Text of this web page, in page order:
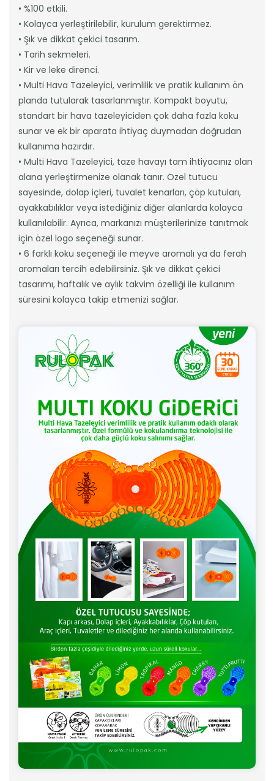
• %100 etkili.
• Kolayca yerleştirilebilir, kurulum gerektirmez.
• Şık ve dikkat çekici tasarım.
• Tarih sekmeleri.
• Kir ve leke direnci.
• Multi Hava Tazeleyici, verimlilik ve pratik kullanım ön
planda tutularak tasarlanmıştır. Kompakt boyutu,
standart bir hava tazeleyiciden çok daha fazla koku
sunar ve ek bir aparata ihtiyaç duymadan doğrudan
kullanıma hazırdır.
• Multi Hava Tazeleyici, taze havayı tam ihtiyacınız olan
alana yerleştirmenize olanak tanır. Özel tutucu
sayesinde, dolap içleri, tuvalet kenarları, çöp kutuları,
ayakkabılıklar veya istediğiniz diğer alanlarda kolayca
kullanılabilir. Ayrıca, markanızı müşterilerinize tanıtmak
için özel logo seçeneği sunar.
• 6 farklı koku seçeneği ile meyve aromalı ya da ferah
aromaları tercih edebilirsiniz. Şık ve dikkat çekici
tasarımı, haftalık ve aylık takvim özelliği ile kullanım
süresini kolayca takip etmenizi sağlar.